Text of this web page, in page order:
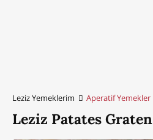
Leziz Yemeklerim Aperatif Yemekler
Leziz Patates Graten